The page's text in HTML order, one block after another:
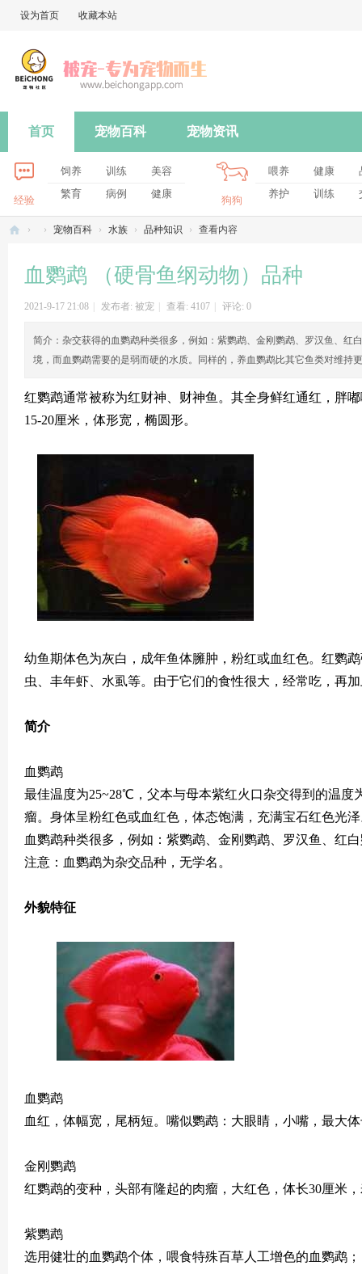
设为首页 收藏本站
首页 宠物百科 宠物资讯
经验
饲养 训练
美容
繁育
病例 健康
狗狗
喂养 健康
养护
训练
› › 宠物百科 › 水族 › 品种知识 › 查看内容
血鹦鹉 （硬骨鱼纲动物）品种
2021-9-17 21:08 发布者: 被宠 查看: 4107 评论: 0
简介： 杂交获得的血鹦鹉种类很多，例如：紫鹦鹉、金刚鹦鹉、罗汉鱼、红
境，而血鹦鹉需要的是弱而硬的水质。同样的，养血鹦鹉比其它鱼类对维持
红鹦鹉通常被称为红财神、财神鱼。其全身鲜红通红，胖
15-20厘米，体形宽，椭圆形。
幼鱼期体色为灰白，成年鱼体臃肿，粉红或血红色。红鹦
虫、丰年虾、水虱等。由于它们的食性很大，经常吃，再
简介
血鹦鹉
最佳温度为25~28℃，父本与母本紫红火口杂交得到的温度
瘤。身体呈粉红色或血红色，体态饱满，充满宝石红色光
血鹦鹉种类很多，例如：紫鹦鹉、金刚鹦鹉、罗汉鱼、红
注意：血鹦鹉为杂交品种，无学名。
外貌特征
血鹦鹉
血红，体幅宽，尾柄短。嘴似鹦鹉：大眼睛，小嘴，最大
金刚鹦鹉
红鹦鹉的变种，头部有隆起的肉瘤，大红色，体长30厘米
紫鹦鹉
选用健壮的血鹦鹉个体，喂食特殊百草人工增色的血鹦鹉；